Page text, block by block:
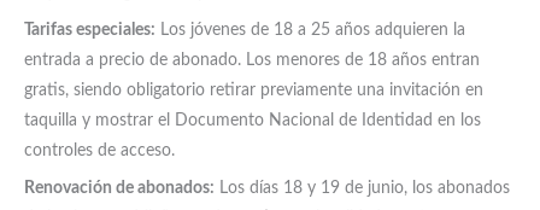
Tarifas especiales: Los jóvenes de 18 a 25 años adquieren la
entrada a precio de abonado. Los menores de 18 años entran
gratis, siendo obligatorio retirar previamente una invitación en
taquilla y mostrar el Documento Nacional de Identidad en los
controles de acceso.
Renovación de abonados: Los días 18 y 19 de junio, los abonados